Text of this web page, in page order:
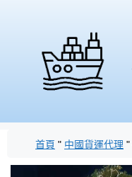
首頁 " 中國貨運代理 "